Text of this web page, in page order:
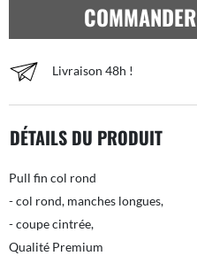
COMMANDER
Livraison 48h !
DÉTAILS DU PRODUIT
Pull fin col rond
- col rond, manches longues,
- coupe cintrée,
Qualité Premium